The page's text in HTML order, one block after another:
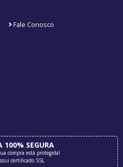
Fale Conosco
100% SEGURA
compra está protegida!
certificado SSL